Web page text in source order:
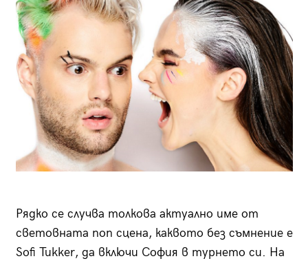
Рядко се случва толкова актуално име от
световната поп сцена, каквото без съмнение е
Sofi Tukker, да включи София в турнето си. На